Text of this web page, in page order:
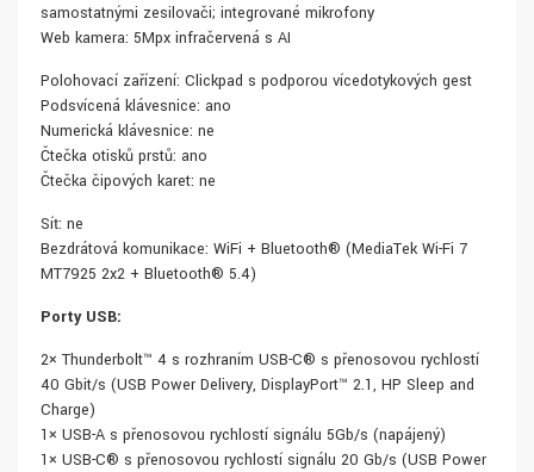
samostatnými zesilovači; integrované mikrofony
Web kamera: 5Mpx infračervená s AI
Polohovací zařízení: Clickpad s podporou vícedotykových gest
Podsvícená klávesnice: ano
Numerická klávesnice: ne
Čtečka otisků prstů: ano
Čtečka čipových karet: ne
Síť: ne
Bezdrátová komunikace: WiFi + Bluetooth® (MediaTek Wi-Fi 7
MT7925 2x2 + Bluetooth® 5.4)
Porty USB:
2× Thunderbolt™ 4 s rozhraním USB-C® s přenosovou rychlostí
40 Gbit/s (USB Power Delivery, DisplayPort™ 2.1, HP Sleep and
Charge)
1× USB-A s přenosovou rychlostí signálu 5Gb/s (napájený)
1× USB-C® s přenosovou rychlostí signálu 20 Gb/s (USB Power